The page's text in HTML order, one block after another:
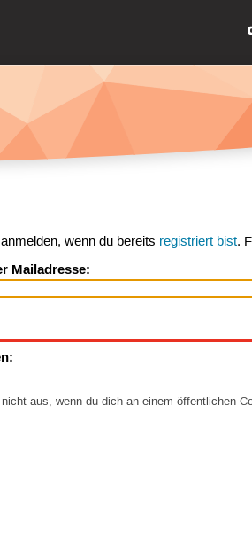
wenn du bereits registriert bist.
Mailadresse:
aus, wenn du dich an einem öffentlichen